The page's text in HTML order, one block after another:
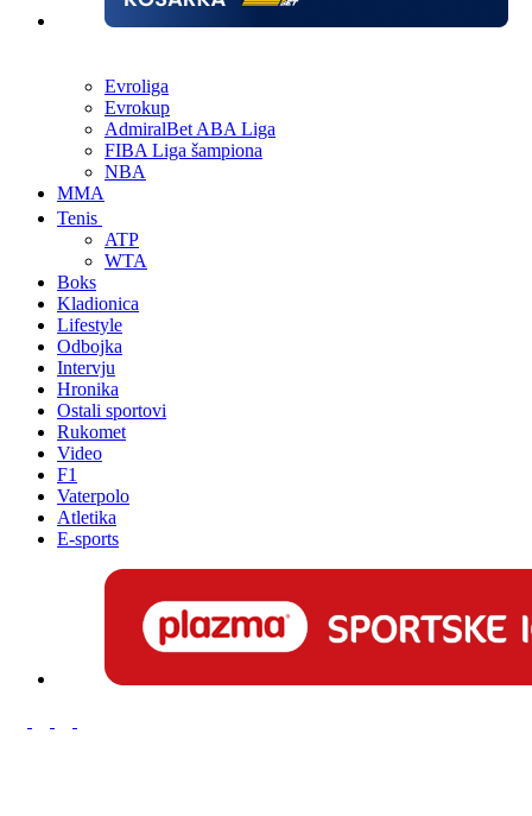
Evroliga
Evrokup
AdmiralBet ABA Liga
FIBA Liga šampiona
NBA
MMA
Tenis
ATP
WTA
Boks
Kladionica
Lifestyle
Odbojka
Intervju
Hronika
Ostali sportovi
Rukomet
Video
F1
Vaterpolo
Atletika
E-sports